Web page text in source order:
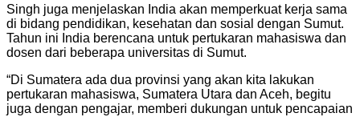
Singh juga menjelaskan India akan memperkuat kerja sama
di bidang pendidikan, kesehatan dan sosial dengan Sumut.
Tahun ini India berencana untuk pertukaran mahasiswa dan
dosen dari beberapa universitas di Sumut.
“Di Sumatera ada dua provinsi yang akan kita lakukan
pertukaran mahasiswa, Sumatera Utara dan Aceh, begitu
juga dengan pengajar, memberi dukungan untuk pencapaian